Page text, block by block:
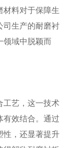
材料对于保障生
司生产的耐磨衬
领域中脱颖而
工艺，这一技术
有效结合。通过
性，还显著提升